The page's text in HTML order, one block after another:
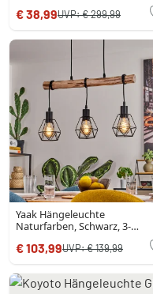
€ 38,99UVP:€ 299,99
Yaak Hängeleuchte
Naturfarben, Schwarz, 3-
€ 103,99UVP:€ 139,99